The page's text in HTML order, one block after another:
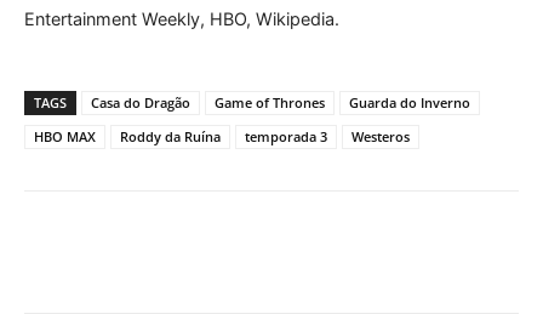
Entertainment Weekly, HBO, Wikipedia.
TAGS Casa do Dragão Game of Thrones
Guarda do Inverno
HBO MAX
Roddy da Ruína temporada 3 Westeros